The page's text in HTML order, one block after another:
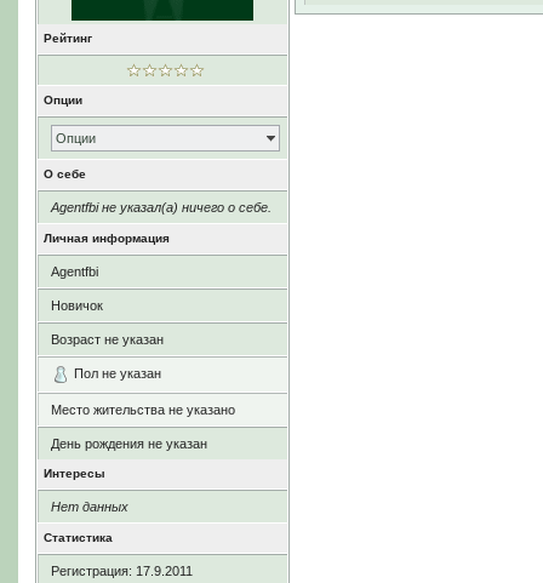
Рейтинг
Опции
Опции
О себе
Agentfbi не указал(а) ничего о себе.
Личная информация
Agentfbi
Новичок
Возраст не указан
Пол не указан
Место жительства не указано
День рождения не указан
Интересы
Нет данных
Статистика
Регистрация: 17.9.2011